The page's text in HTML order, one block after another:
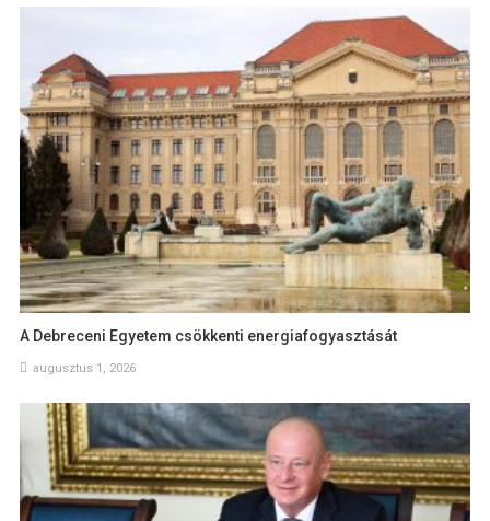
A Debreceni Egyetem csökkenti energiafogyasztását
augusztus 1, 2026